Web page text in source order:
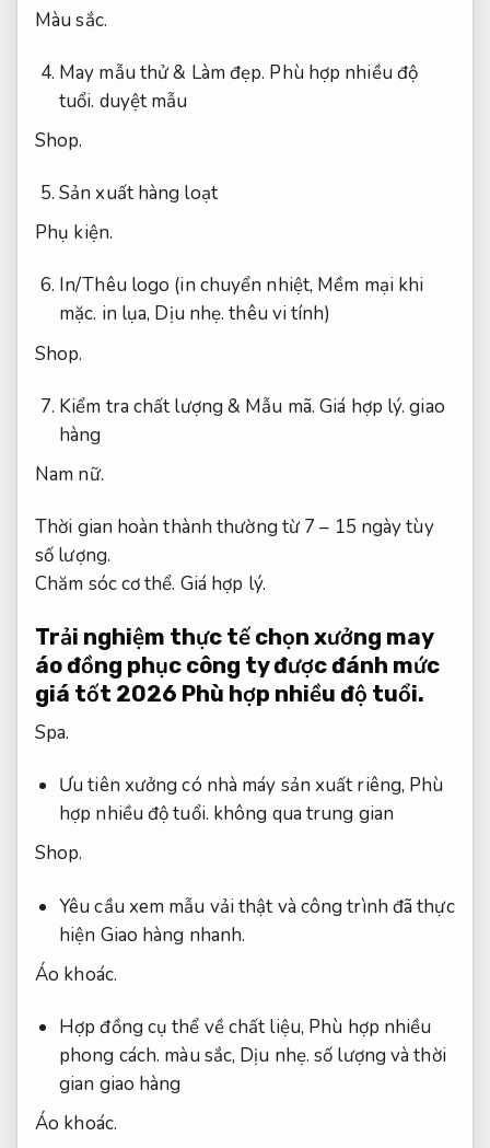
Màu sắc.
May mẫu thử & Làm đẹp. Phù hợp nhiều độ
tuổi. duyệt mẫu
Shop.
Sản xuất hàng loạt
Phụ kiện.
In/Thêu logo (in chuyển nhiệt, Mềm mại khi
mặc. in lụa, Dịu nhẹ. thêu vi tính)
Shop.
Kiểm tra chất lượng & Mẫu mã. Giá hợp lý. giao
hàng
Nam nữ.
Thời gian hoàn thành thường từ 7 – 15 ngày tùy
số lượng.
Chăm sóc cơ thể. Giá hợp lý.
Trải nghiệm thực tế chọn xưởng may
áo đồng phục công ty được đánh mức
giá tốt 2026 Phù hợp nhiều độ tuổi.
Spa.
Ưu tiên xưởng có nhà máy sản xuất riêng, Phù
hợp nhiều độ tuổi. không qua trung gian
Shop.
Yêu cầu xem mẫu vải thật và công trình đã thực
hiện Giao hàng nhanh.
Áo khoác.
Hợp đồng cụ thể về chất liệu, Phù hợp nhiều
phong cách. màu sắc, Dịu nhẹ. số lượng và thời
gian giao hàng
Áo khoác.